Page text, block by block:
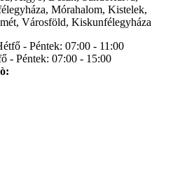
Mórahalom, Kistelek,
Városföld, Kiskunfélegyháza
- Péntek: 07:00 - 11:00
- Péntek: 07:00 - 15:00